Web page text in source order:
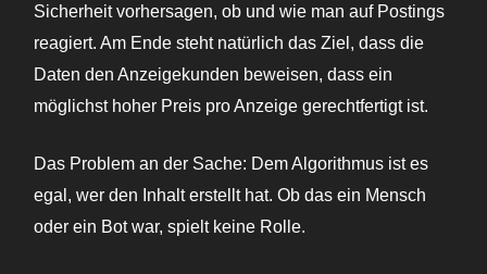
Sicherheit vorhersagen, ob und wie man auf Postings
reagiert. Am Ende steht natürlich das Ziel, dass die
Daten den Anzeigekunden beweisen, dass ein
möglichst hoher Preis pro Anzeige gerechtfertigt ist.
Das Problem an der Sache: Dem Algorithmus ist es
egal, wer den Inhalt erstellt hat. Ob das ein Mensch
oder ein Bot war, spielt keine Rolle.